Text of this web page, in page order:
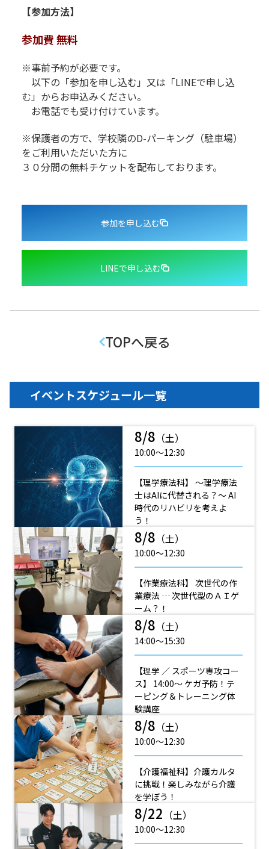
【参加方法】
参加費 無料
※事前予約が必要です。
以下の「参加を申し込む」又は「LINEで申し込
む」からお申込みください。
お電話でも受け付けています。
※保護者の方で、学校隣のD-パーキング（駐車場）
をご利用いただいた方に
３０分間の無料チケットを配布しております。
参加を申し込む
LINEで申し込む
TOPへ戻る
イベントスケジュール一覧
8/8 （土）
10:00〜12:30
【理学療法科】 ～理学療法
士はAIに代替される？～ AI
時代のリハビリを考えよ
う！
8/8 （土）
10:00〜12:30
【作業療法科】 次世代の作
業療法 … 次世代型のＡＩゲ
ーム？！
8/8 （土）
14:00〜15:30
【理学 ／ スポーツ専攻コー
ス】 14:00～ ケガ予防！テ
ーピング＆トレーニング体
験講座
8/8 （土）
10:00〜12:30
【介護福祉科】介護カルタ
に挑戦！楽しみながら介護
を学ぼう！
8/22 （土）
10:00〜12:30